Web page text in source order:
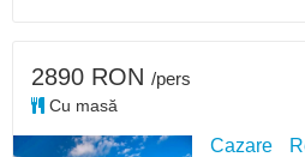
Cazare
2890 RON /pers
Cu masă